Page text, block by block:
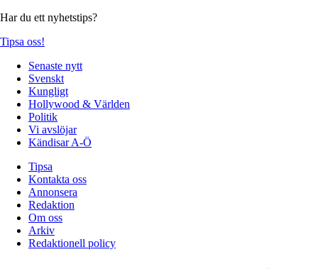
Har du ett nyhetstips?
Tipsa oss!
Senaste nytt
Svenskt
Kungligt
Hollywood & Världen
Politik
Vi avslöjar
Kändisar A-Ö
Tipsa
Kontakta oss
Annonsera
Redaktion
Om oss
Arkiv
Redaktionell policy